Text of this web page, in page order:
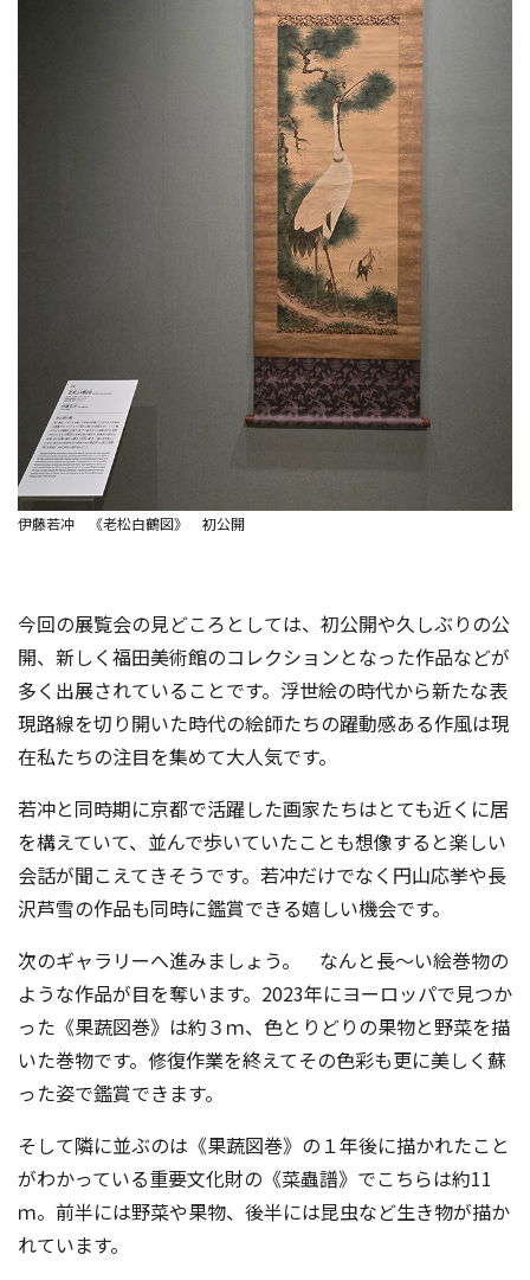
伊藤若冲 《老松白鶴図》 初公開
今回の展覧会の見どころとしては、初公開や久しぶりの公
開、新しく福田美術館のコレクションとなった作品などが
多く出展されていることです。浮世絵の時代から新たな表
現路線を切り開いた時代の絵師たちの躍動感ある作風は現
在私たちの注目を集めて大人気です。
若冲と同時期に京都で活躍した画家たちはとても近くに居
を構えていて、並んで歩いていたことも想像すると楽しい
会話が聞こえてきそうです。若冲だけでなく円山応挙や長
沢芦雪の作品も同時に鑑賞できる嬉しい機会です。
次のギャラリーへ進みましょう。 なんと長～い絵巻物の
ような作品が目を奪います。2023年にヨーロッパで見つか
った《果蔬図巻》は約３ｍ、色とりどりの果物と野菜を描
いた巻物です。修復作業を終えてその色彩も更に美しく蘇
った姿で鑑賞できます。
そして隣に並ぶのは《果蔬図巻》の１年後に描かれたこと
がわかっている重要文化財の《菜蟲譜》でこちらは約11
ｍ。前半には野菜や果物、後半には昆虫など生き物が描か
れています。